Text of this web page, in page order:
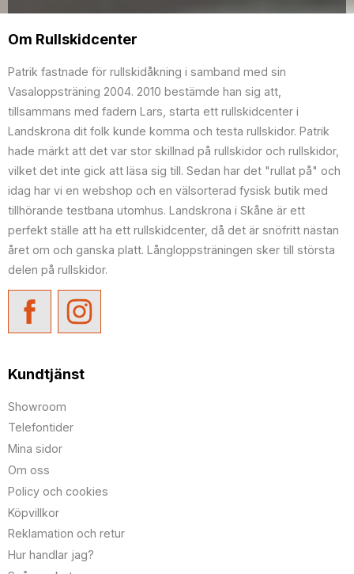
Om Rullskidcenter
Patrik fastnade för rullskidåkning i samband med sin
Vasaloppsträning 2004. 2010 bestämde han sig att,
tillsammans med fadern Lars, starta ett rullskidcenter i
Landskrona dit folk kunde komma och testa rullskidor. Patrik
hade märkt att det var stor skillnad på rullskidor och rullskidor,
vilket det inte gick att läsa sig till. Sedan har det "rullat på" och
idag har vi en webshop och en välsorterad fysisk butik med
tillhörande testbana utomhus. Landskrona i Skåne är ett
perfekt ställe att ha ett rullskidcenter, då det är snöfritt nästan
året om och ganska platt. Långloppsträningen sker till största
delen på rullskidor.
Kundtjänst
Showroom
Telefontider
Mina sidor
Om oss
Policy och cookies
Köpvillkor
Reklamation och retur
Hur handlar jag?